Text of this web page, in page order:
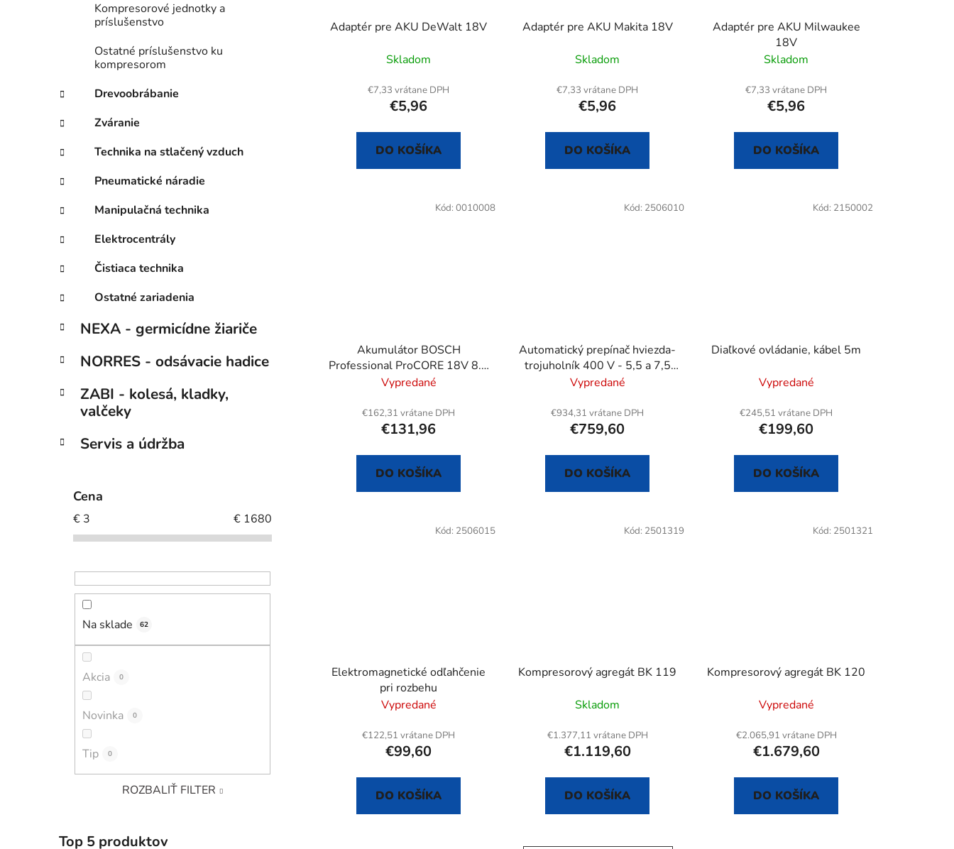
Kompresorové jednotky a
príslušenstvo
Ostatné príslušenstvo ku
kompresorom
Drevoobrábanie
Zváranie
Technika na stlačený vzduch
Pneumatické náradie
Manipulačná technika
Elektrocentrály
Čistiaca technika
Ostatné zariadenia
NEXA - germicídne žiariče
NORRES - odsávacie hadice
ZABI - kolesá, kladky,
valčeky
Servis a údržba
Cena
€ 3 € 1680
Na sklade 62
Akcia 0
Novinka 0
Tip 0
ROZBALIŤ FILTER
Top 5 produktov
u
Adaptér pre AKU DeWalt 18V
Skladom
€7,33 vrátane DPH
€5,96
DO KOŠÍKA
Adaptér pre AKU Makita 18V
Skladom
€7,33 vrátane DPH
€5,96
DO KOŠÍKA
Adaptér pre AKU Milwaukee
18V
Skladom
€7,33 vrátane DPH
€5,96
DO KOŠÍKA
Akumulátor BOSCH
Professional ProCORE 18V 8.0
Ah AMP Share
Vypredané
€162,31 vrátane DPH
€131,96
DO KOŠÍKA
Kód: 0010008
Automatický prepínač hviezda-
trojuholník 400 V - 5,5 a 7,5
kW
Vypredané
€934,31 vrátane DPH
€759,60
DO KOŠÍKA
Kód: 2506010
Diaľkové ovládanie, kábel 5m
Vypredané
€245,51 vrátane DPH
€199,60
DO KOŠÍKA
Kód: 2150002
Elektromagnetické odľahčenie
pri rozbehu
Vypredané
€122,51 vrátane DPH
€99,60
DO KOŠÍKA
Kód: 2506015
Kompresorový agregát BK 119
Skladom
€1.377,11 vrátane DPH
€1.119,60
DO KOŠÍKA
Kód: 2501319
Kompresorový agregát BK 120
Vypredané
€2.065,91 vrátane DPH
€1.679,60
DO KOŠÍKA
Kód: 2501321